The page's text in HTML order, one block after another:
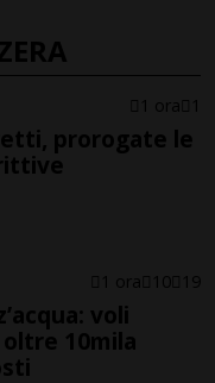
1 ora 1
prorogate le
1 ora 10 19
voli
10mila